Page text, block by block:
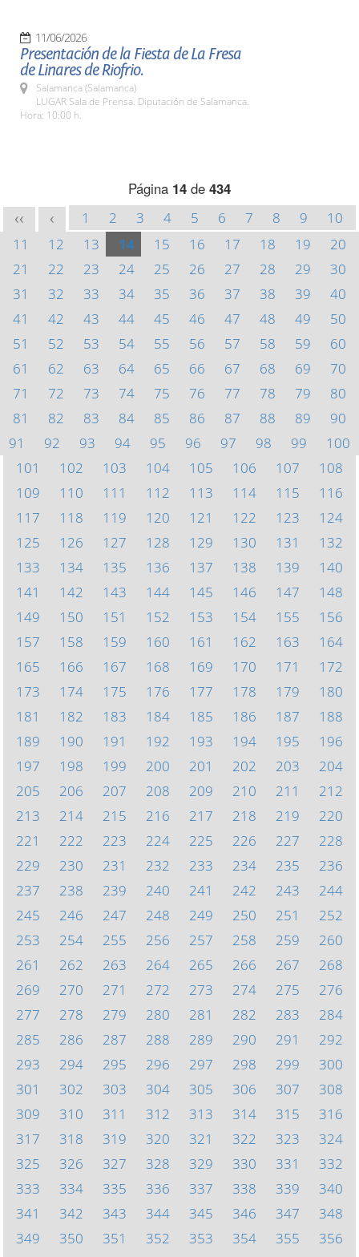
11/06/2026
Presentación de la Fiesta de La Fresa
de Linares de Riofrio.
Salamanca (Salamanca)
LUGAR Sala de Prensa. Diputación de Salamanca.
Hora: 10:00 h.
Página 14 de 434
<< < 1 2 3 4 5 6 7 8 9
10
11
12 13 14 15 16 17 18 19
20
21
22 23 24 25 26 27 28 29
30
31
32 33 34 35 36 37 38 39
40
41
42 43 44 45 46 47 48 49
50
51
52 53 54 55 56 57 58 59
60
61
62 63 64 65 66 67 68 69
70
71
72 73 74 75 76 77 78 79
80
81
82 83 84 85 86 87 88 89
90
91
92 93 94 95 96 97 98 99
100
101
102 103 104 105 106 107
108
109
110 111 112 113 114 115
116
117
118 119 120 121 122 123
124
125
126 127 128 129 130 131
132
133
134 135 136 137 138 139
140
141
142 143 144 145 146 147
148
149
150 151 152 153 154 155
156
157
158 159 160 161 162 163
164
165
166 167 168 169 170 171
172
173
174 175 176 177 178 179
180
181
182 183 184 185 186 187
188
189
190 191 192 193 194 195
196
197
198 199 200 201 202 203
204
205
206 207 208 209 210 211
212
213
214 215 216 217 218 219
220
221
222 223 224 225 226 227
228
229
230 231 232 233 234 235
236
237
238 239 240 241 242 243
244
245
246 247 248 249 250 251
252
253
254 255 256 257 258 259
260
261
262 263 264 265 266 267
268
269
270 271 272 273 274 275
276
277
278 279 280 281 282 283
284
285
286 287 288 289 290 291
292
293
294 295 296 297 298 299
300
301
302 303 304 305 306 307
308
309
310 311 312 313 314 315
316
317
318 319 320 321 322 323
324
325
326 327 328 329 330 331
332
333
334 335 336 337 338 339
340
341
342 343 344 345 346 347
348
349
350 351 352 353 354 355
356